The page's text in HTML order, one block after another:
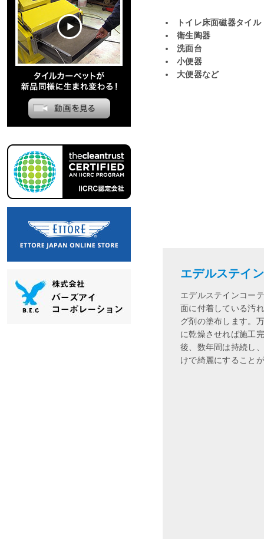
トイレ床面磁器タイル
衛生陶器
洗面台
小便器
大便器など
エデルステイ
エデルステインコー
面に付着している汚
グ剤の塗布します。
に乾燥させれば施工
後、数年間は持続し
けで綺麗にすること